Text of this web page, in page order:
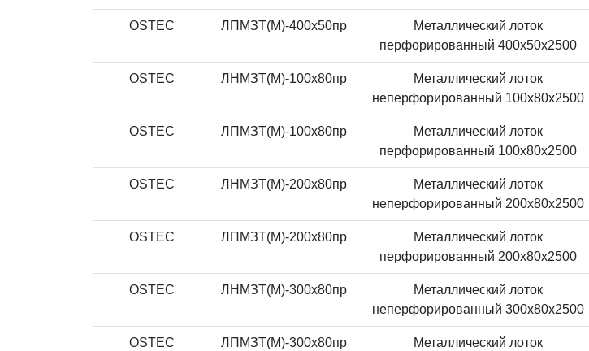
OSTEC ЛПМЗТ(М)-400x50пр
Металлический лоток
перфорированный 400x50x2500
OSTEC ЛНМЗТ(М)-100x80пр
Металлический лоток
неперфорированный 100x80x2500
OSTEC ЛПМЗТ(М)-100x80пр
Металлический лоток
перфорированный 100x80x2500
OSTEC ЛНМЗТ(М)-200x80пр
Металлический лоток
неперфорированный 200x80x2500
OSTEC ЛПМЗТ(М)-200x80пр
Металлический лоток
перфорированный 200x80x2500
OSTEC ЛНМЗТ(М)-300x80пр
Металлический лоток
неперфорированный 300x80x2500
OSTEC ЛПМЗТ(М)-300x80пр
Металлический лоток